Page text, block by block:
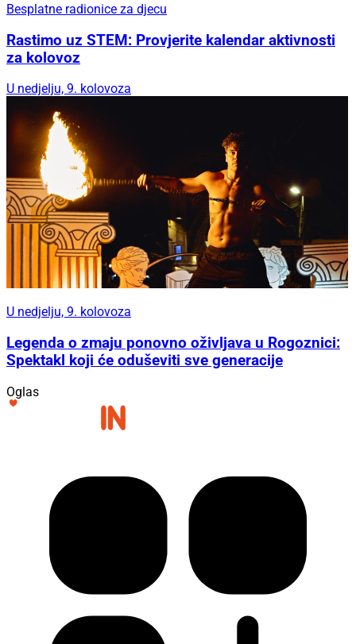
Besplatne radionice za djecu
Rastimo uz STEM: Provjerite kalendar aktivnosti
za kolovoz
U nedjelju, 9. kolovoza
U nedjelju, 9. kolovoza
Legenda o zmaju ponovno oživljava u Rogoznici:
Spektakl koji će oduševiti sve generacije
Oglas